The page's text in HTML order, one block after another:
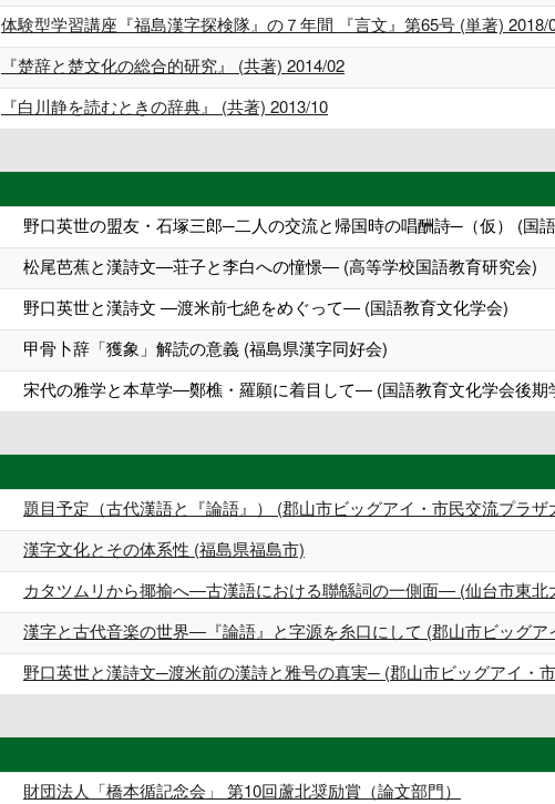
体験型学習講座『福島漢字探検隊』の７年間 『言文』第65号 (単著) 2018/
『楚辞と楚文化の総合的研究』 (共著) 2014/02
『白川静を読むときの辞典』 (共著) 2013/10
野口英世の盟友・石塚三郎─二人の交流と帰国時の唱酬詩─（仮） (国
松尾芭蕉と漢詩文―荘子と李白への憧憬― (高等学校国語教育研究会)
野口英世と漢詩文 ―渡米前七絶をめぐって― (国語教育文化学会)
甲骨卜辞「獲象」解読の意義 (福島県漢字同好会)
宋代の雅学と本草学―鄭樵・羅願に着目して― (国語教育文化学会後期
題目予定（古代漢語と『論語』） (郡山市ビッグアイ・市民交流プラザ
漢字文化とその体系性 (福島県福島市)
カタツムリから揶揄へ―古漢語における聯緜詞の一側面― (仙台市東北
漢字と古代音楽の世界―『論語』と字源を糸口にして (郡山市ビッグア
野口英世と漢詩文─渡米前の漢詩と雅号の真実─ (郡山市ビッグアイ・
財団法人「橋本循記念会」 第10回蘆北奨励賞（論文部門）